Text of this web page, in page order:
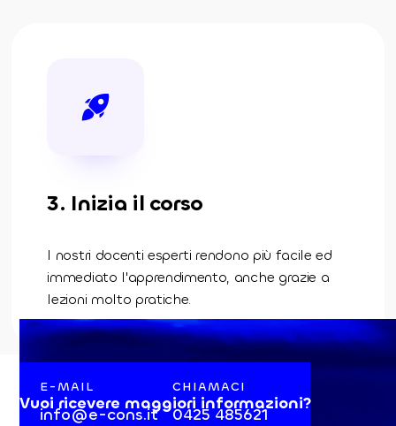
3. Inizia il corso
I nostri docenti esperti rendono più facile ed
immediato l'apprendimento, anche grazie a
lezioni molto pratiche.
Vuoi ricevere maggiori informazioni?
E-MAIL
info@e-cons.it
CHIAMACI
0425 485621